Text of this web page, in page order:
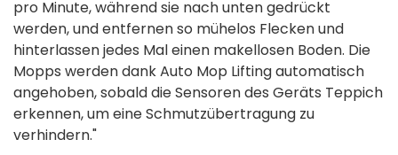
pro Minute, während sie nach unten gedrückt
werden, und entfernen so mühelos Flecken und
hinterlassen jedes Mal einen makellosen Boden. Die
Mopps werden dank Auto Mop Lifting automatisch
angehoben, sobald die Sensoren des Geräts Teppich
erkennen, um eine Schmutzübertragung zu
verhindern."